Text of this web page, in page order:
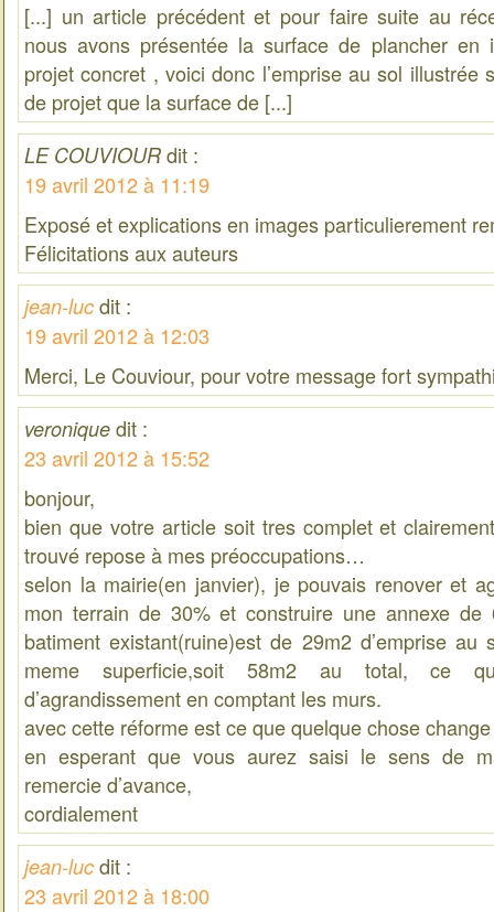
[...] un article précédent et pour faire suite au
nous avons présentée la surface de plancher en
projet concret , voici donc l’emprise au sol illustrée
de projet que la surface de [...]
LE COUVIOUR dit :
19 avril 2012 à 11:19
Exposé et explications en images particulierement
Félicitations aux auteurs
jean-luc dit :
19 avril 2012 à 12:03
Merci, Le Couviour, pour votre message fort
veronique dit :
23 avril 2012 à 15:52
bonjour,
bien que votre article soit tres complet et
trouvé repose à mes préoccupations…
selon la mairie(en janvier), je pouvais renover et
mon terrain de 30% et construire une annexe de
batiment existant(ruine)est de 29m2 d’emprise
meme superficie,soit 58m2 au total, ce
d’agrandissement en comptant les murs.
avec cette réforme est ce que quelque chose
en esperant que vous aurez saisi le sens de
remercie d’avance,
cordialement
jean-luc dit :
23 avril 2012 à 18:00